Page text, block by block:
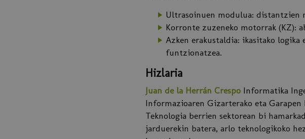
Ultrasoinuen modulua: distantzien
Korronte zuzeneko motorrak (KZ):
Azken erakustaldia: ikasitako
funtzionatzea.
Hizlaria
Juan de la Herrán Crespo Informatika
Informazioaren Gizarterako eta
Teknologia berrien sektorean bi
jarduerekin batera, arlo teknologikoko